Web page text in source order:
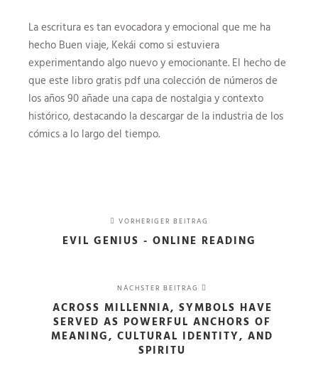
La escritura es tan evocadora y emocional que me ha
hecho Buen viaje, Kekái como si estuviera
experimentando algo nuevo y emocionante. El hecho de
que este libro gratis pdf una colección de números de
los años 90 añade una capa de nostalgia y contexto
histórico, destacando la descargar de la industria de los
cómics a lo largo del tiempo.
VORHERIGER BEITRAG
EVIL GENIUS - ONLINE READING
NÄCHSTER BEITRAG
ACROSS MILLENNIA, SYMBOLS HAVE
SERVED AS POWERFUL ANCHORS OF
MEANING, CULTURAL IDENTITY, AND
SPIRITU